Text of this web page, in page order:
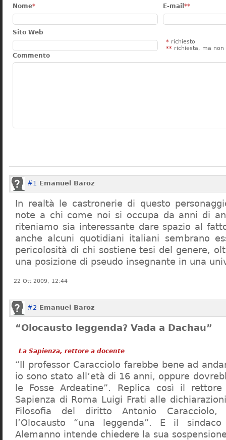
Nome* E-mail **
Sito Web
* richiesto
** richiesta, ma non
Commento
#1 Emanuel Baroz
In realtà le castronerie di questo
note a chi come noi si occupa da anni di
riteniamo sia interessante dare spazio al fatto
anche alcuni quotidiani italiani sembrano
pericolosità di chi sostiene tesi del genere,
una posizione di pseudo insegnante in una
22 Ott 2009, 12:44
#2 Emanuel Baroz
“Olocausto leggenda? Vada a Dachau”
La Sapienza, rettore a docente
“Il professor Caracciolo farebbe bene ad
io sono stato all’età di 16 anni, oppure
le Fosse Ardeatine”. Replica così il rettore
Sapienza di Roma Luigi Frati alle
Filosofia del diritto Antonio
l’Olocausto “una leggenda”. E il
Alemanno intende chiedere la sua